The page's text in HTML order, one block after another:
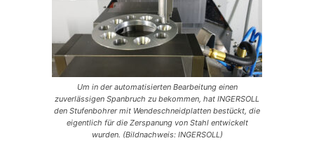
Um in der automatisierten Bearbeitung einen
zuverlässigen Spanbruch zu bekommen, hat INGERSOLL
den Stufenbohrer mit Wendeschneidplatten bestückt, die
eigentlich für die Zerspanung von Stahl entwickelt
wurden. (Bildnachweis: INGERSOLL)